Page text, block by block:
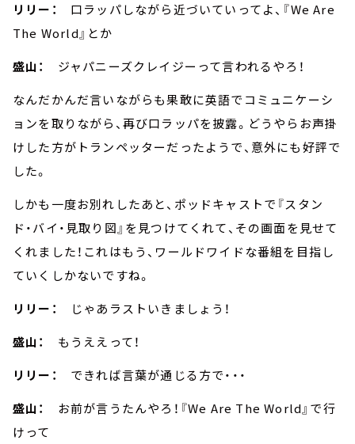
リリー：
口ラッパしながら近づいていってよ、『We Are
The World』とか
盛山：
ジャパニーズクレイジーって言われるやろ！
なんだかんだ言いながらも果敢に英語でコミュニケーシ
ョンを取りながら、再び口ラッパを披露。どうやらお声掛
けした方がトランペッターだったようで、意外にも好評で
した。
しかも一度お別れしたあと、ポッドキャストで『スタン
ド・バイ・見取り図』を見つけてくれて、その画面を見せて
くれました！これはもう、ワールドワイドな番組を目指し
ていくしかないですね。
リリー：
じゃあラストいきましょう！
盛山：
もうええって！
リリー：
できれば言葉が通じる方で・・・
盛山：
お前が言うたんやろ！『We Are The World』で行
けって